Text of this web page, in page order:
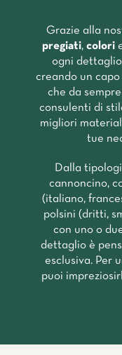
Grazie alla
pregiati, colori
ogni
creando un
che da
consulenti di
migliori
tue
Dalla
cannoncino,
(italiano,
polsini (dritti,
con uno o
dettaglio è
esclusiva. Per
puoi